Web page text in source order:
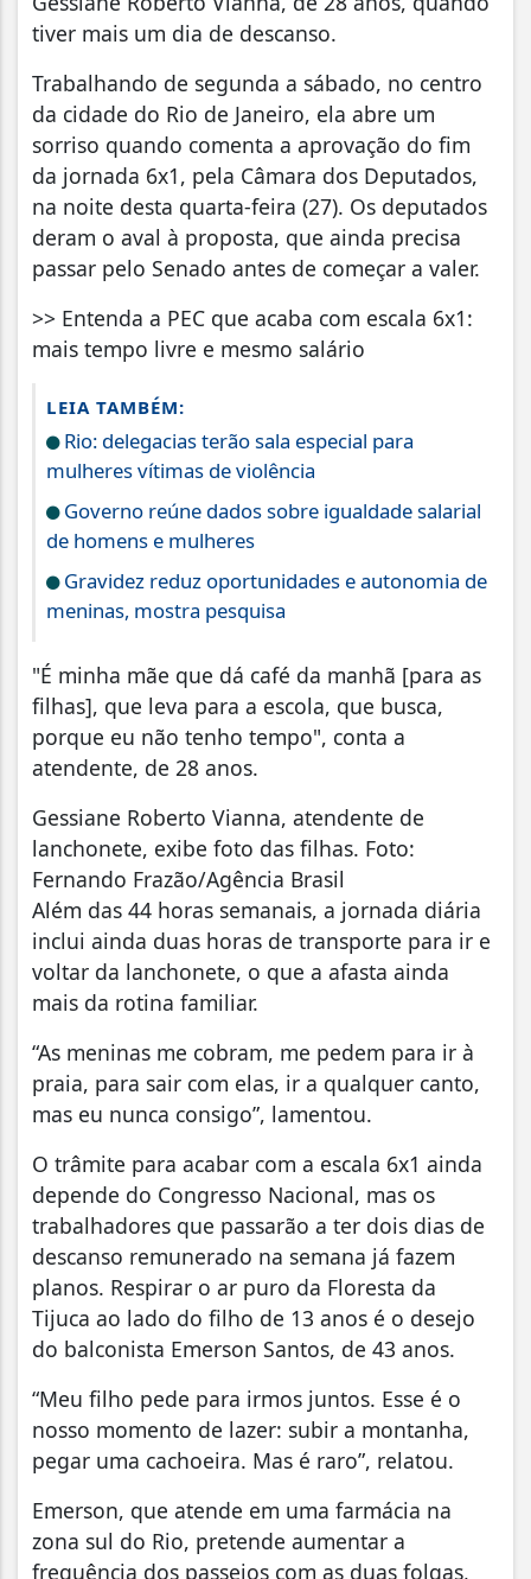
tiver mais um dia de descanso.
Trabalhando de segunda a sábado, no centro
da cidade do Rio de Janeiro, ela abre um
sorriso quando comenta a aprovação do fim
da jornada 6x1, pela Câmara dos Deputados,
na noite desta quarta-feira (27). Os deputados
deram o aval à proposta, que ainda precisa
passar pelo Senado antes de começar a valer.
>> Entenda a PEC que acaba com escala 6x1:
mais tempo livre e mesmo salário
LEIA TAMBÉM:
Rio: delegacias terão sala especial para
mulheres vítimas de violência
Governo reúne dados sobre igualdade salarial
de homens e mulheres
Gravidez reduz oportunidades e autonomia de
meninas, mostra pesquisa
"É minha mãe que dá café da manhã [para as
filhas], que leva para a escola, que busca,
porque eu não tenho tempo", conta a
atendente, de 28 anos.
Gessiane Roberto Vianna, atendente de
lanchonete, exibe foto das filhas. Foto:
Fernando Frazão/Agência Brasil
Além das 44 horas semanais, a jornada diária
inclui ainda duas horas de transporte para ir e
voltar da lanchonete, o que a afasta ainda
mais da rotina familiar.
“As meninas me cobram, me pedem para ir à
praia, para sair com elas, ir a qualquer canto,
mas eu nunca consigo”, lamentou.
O trâmite para acabar com a escala 6x1 ainda
depende do Congresso Nacional, mas os
trabalhadores que passarão a ter dois dias de
descanso remunerado na semana já fazem
planos. Respirar o ar puro da Floresta da
Tijuca ao lado do filho de 13 anos é o desejo
do balconista Emerson Santos, de 43 anos.
“Meu filho pede para irmos juntos. Esse é o
nosso momento de lazer: subir a montanha,
pegar uma cachoeira. Mas é raro”, relatou.
Emerson, que atende em uma farmácia na
zona sul do Rio, pretende aumentar a
frequência dos passeios com as duas folgas,